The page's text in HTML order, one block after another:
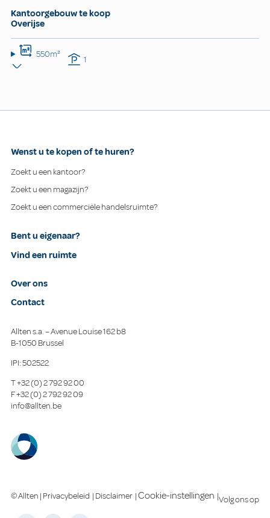
Kantoorgebouw te koop
Overijse
550m² 1
Wenst u te kopen of te huren?
Zoekt u een kantoor?
Zoekt u een magazijn?
Zoekt u een commerciële handelsruimte?
Bent u eigenaar?
Vind een ruimte
Over ons
Contact
Allten s.a. – Avenue Louise 162 b8
B-1050 Brussel
IPI: 502522
T+32 (0) 2 792 92 00
F+32 (0) 2 792 92 09
info@allten.be
© Allten | Privacybeleid | Disclaimer |Cookie-instellingen |Volg ons op